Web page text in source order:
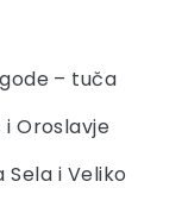
– tuča
Oroslavje
i Veliko